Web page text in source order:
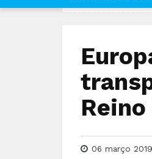
06 março